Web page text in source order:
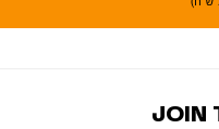
JOIN